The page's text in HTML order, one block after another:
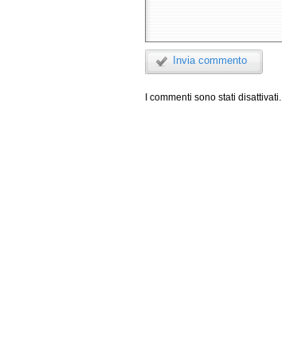
Invia commento
I commenti sono stati disattivati.